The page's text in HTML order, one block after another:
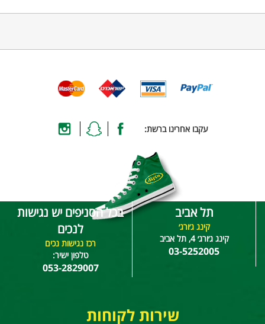
עקבו אחרינו ברשת:
תל אביב
קינג ג׳ורג׳
קינג ג׳ורג׳ 4, תל אביב
03-5252005
בכל הסניפים יש נגישות
לנכים
רכז נגישות נכים
טלפון ישיר:
053-2829007
שירות לקוחות